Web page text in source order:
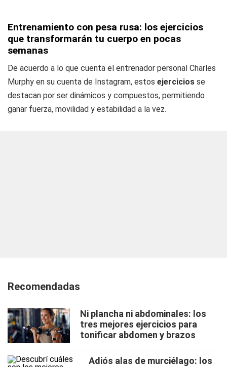
Entrenamiento con pesa rusa: los ejercicios
que transformarán tu cuerpo en pocas
semanas
De acuerdo a lo que cuenta el entrenador personal Charles
Murphy en su cuenta de Instagram, estos ejercicios se
destacan por ser dinámicos y compuestos, permitiendo
ganar fuerza, movilidad y estabilidad a la vez.
Recomendadas
Ni plancha ni abdominales: los
tres mejores ejercicios para
tonificar abdomen y brazos
Adiós alas de murciélago: los